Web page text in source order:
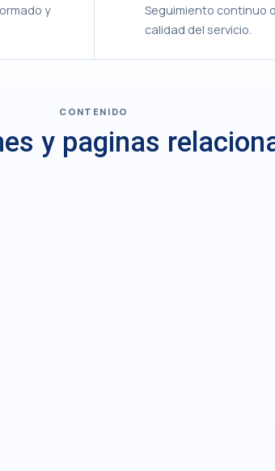
y
Seguimiento continuo
calidad del servicio.
CONTENIDO
y paginas